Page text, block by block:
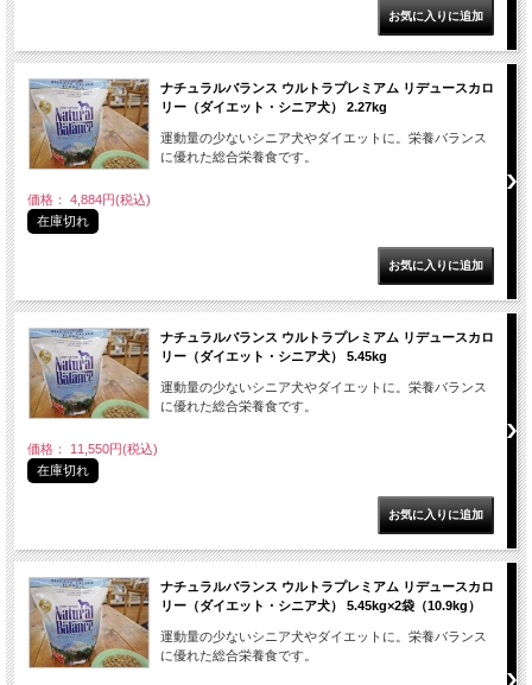
ナチュラルバランス ウルトラプレミアム リデュースカロ
リー（ダイエット・シニア犬） 2.27kg
運動量の少ないシニア犬やダイエットに。栄養バランス
に優れた総合栄養食です。
価格： 4,884円(税込)
在庫切れ
ナチュラルバランス ウルトラプレミアム リデュースカロ
リー（ダイエット・シニア犬） 5.45kg
運動量の少ないシニア犬やダイエットに。栄養バランス
に優れた総合栄養食です。
価格： 11,550円(税込)
在庫切れ
ナチュラルバランス ウルトラプレミアム リデュースカロ
リー（ダイエット・シニア犬） 5.45kg×2袋（10.9kg）
運動量の少ないシニア犬やダイエットに。栄養バランス
に優れた総合栄養食です。